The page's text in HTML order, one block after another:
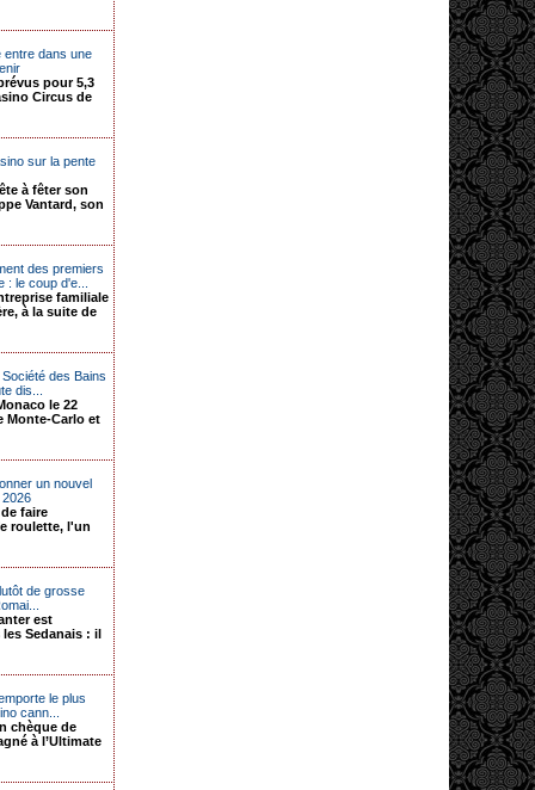
entre dans une
pour 5,3
Circus de
sur la pente
à fêter son
Vantard, son
des premiers
le coup d'e...
familiale
à la suite de
des Bains
dis...
le 22
Monte-Carlo et
un nouvel
faire
roulette, l'un
de grosse
est
Sedanais : il
le plus
cann...
chèque de
à l’Ultimate